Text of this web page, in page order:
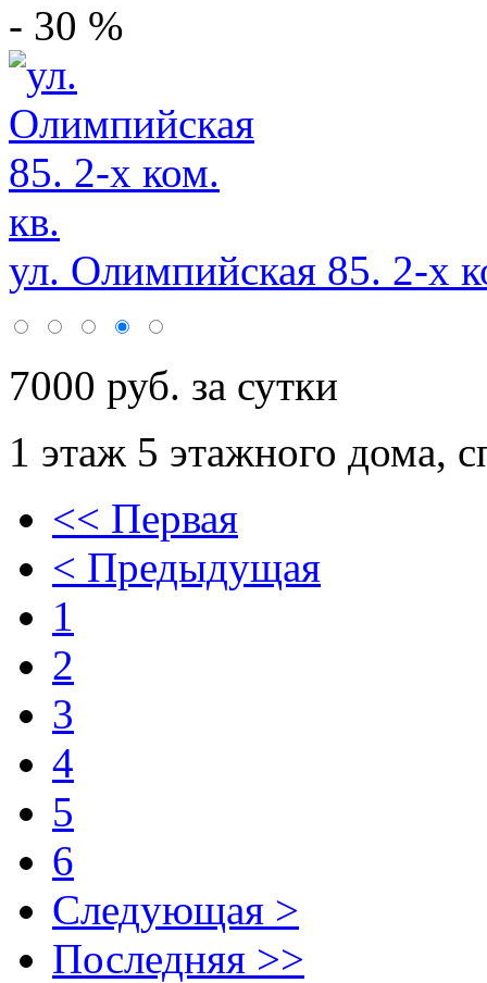
- 30 %
ул. Олимпийская 85. 2-х
7000 руб. за сутки
1 этаж 5 этажного дома,
<< Первая
< Предыдущая
1
2
3
4
5
6
Следующая >
Последняя >>